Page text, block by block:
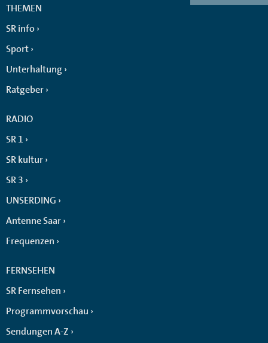
THEMEN
SR info
Sport
Unterhaltung
Ratgeber
RADIO
SR 1
SR kultur
SR 3
UNSERDING
Antenne Saar
Frequenzen
FERNSEHEN
SR Fernsehen
Programmvorschau
Sendungen A-Z